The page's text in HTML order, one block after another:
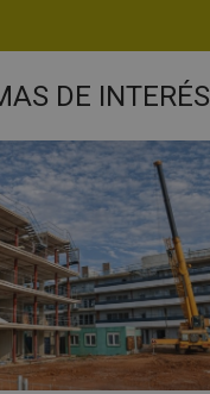
DE INTERÉS